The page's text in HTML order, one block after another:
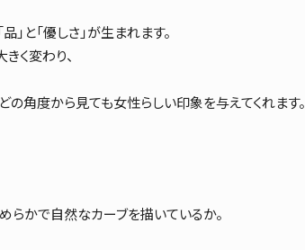
」と「優しさ」が生まれます。
く変わり、
の角度から見ても女性らしい印象を与えてくれます。
らかで自然なカーブを描いているか。